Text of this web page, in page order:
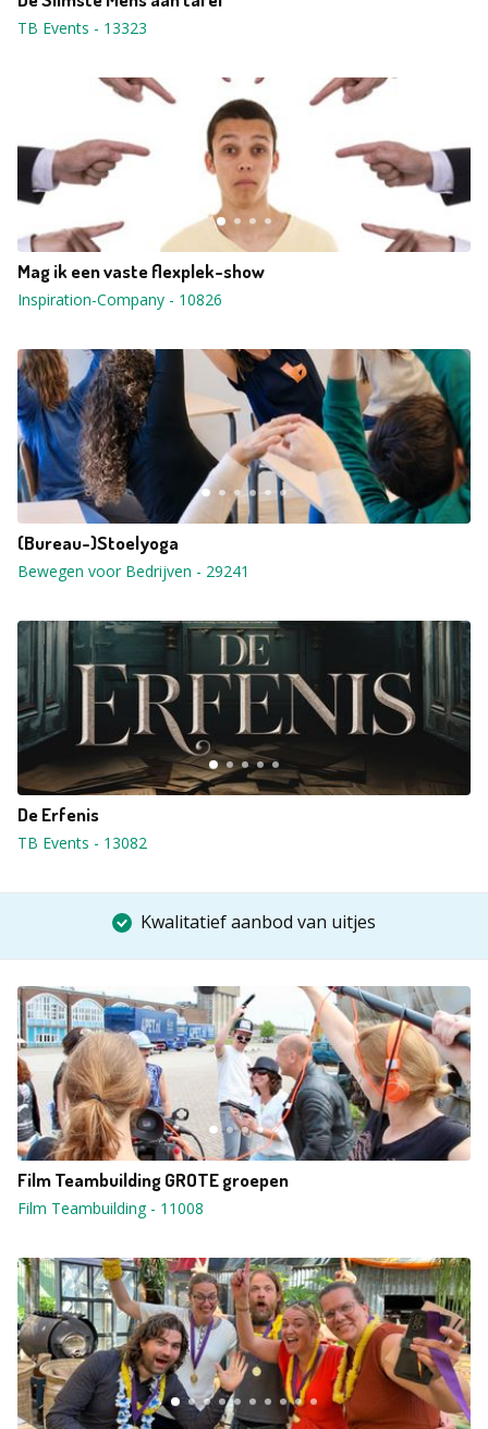
TB Events - 13323
Mag ik een vaste flexplek-show
Inspiration-Company - 10826
(Bureau-)Stoelyoga
Bewegen voor Bedrijven - 29241
De Erfenis
TB Events - 13082
Kwalitatief aanbod van uitjes
Film Teambuilding GROTE groepen
Film Teambuilding- 11008